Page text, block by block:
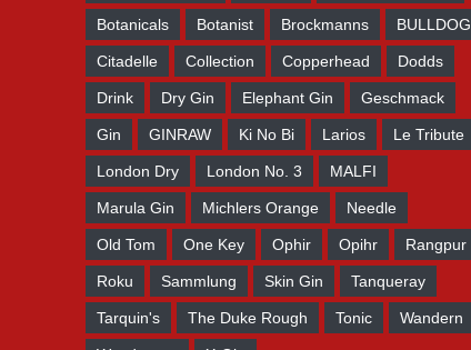
Botanicals Botanist Brockmanns BULLDOG
Citadelle Collection Copperhead Dodds
Drink Dry Gin Elephant Gin Geschmack
Gin GINRAW Ki No Bi Larios Le Tribute
London Dry London No. 3 MALFI
Marula Gin Michlers Orange Needle
Old Tom One Key Ophir Opihr Rangpur
Roku Sammlung Skin Gin Tanqueray
Tarquin's The Duke Rough Tonic Wandern